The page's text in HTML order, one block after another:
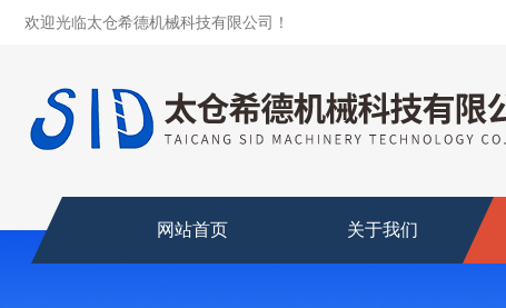
欢迎光临太仓希德机械科技有限公司！
网站首页 关于我们